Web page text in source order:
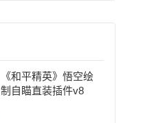
《和平精英》悟空绘
制自瞄直装插件v8